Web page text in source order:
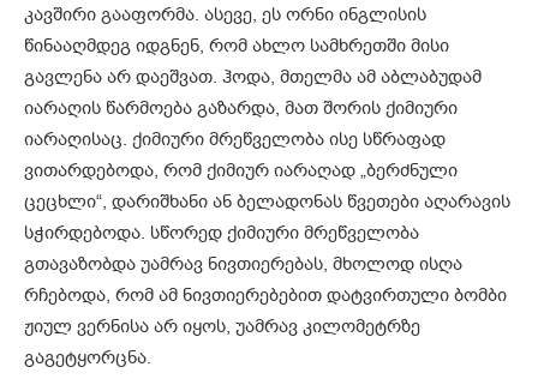
კავშირი გააფორმა. ასევე, ეს ორნი ინგლისის
წინააღმდეგ იდგნენ, რომ ახლო სამხრეთში მისი
გავლენა არ დაეშვათ. ჰოდა, მთელმა ამ აბლაბუდამ
იარაღის წარმოება გაზარდა, მათ შორის ქიმიური
იარაღისაც. ქიმიური მრეწველობა ისე სწრაფად
ვითარდებოდა, რომ ქიმიურ იარაღად „ბერძნული
ცეცხლი“, დარიშხანი ან ბელადონას წვეთები აღარავის
სჭირდებოდა. სწორედ ქიმიური მრეწველობა
გთავაზობდა უამრავ ნივთიერებას, მხოლოდ ისღა
რჩებოდა, რომ ამ ნივთიერებებით დატვირთული ბომბი
ჟიულ ვერნისა არ იყოს, უამრავ კილომეტრზე
გაგეტყორცნა.